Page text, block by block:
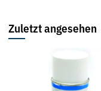
Zuletzt angesehen